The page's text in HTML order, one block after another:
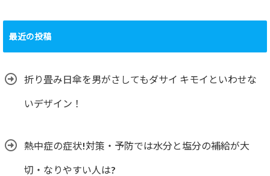
最近の投稿
折り畳み日傘を男がさしてもダサイ キモイといわせな
いデザイン！
熱中症の症状!対策・予防では水分と塩分の補給が大
切・なりやすい人は?